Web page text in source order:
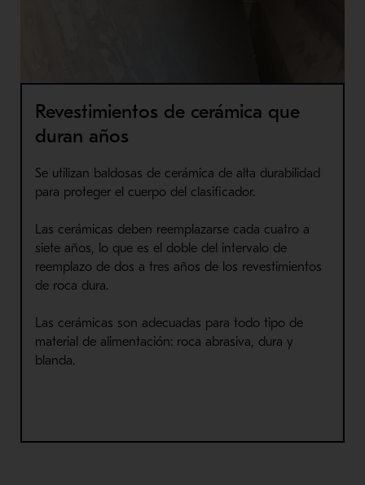
Revestimientos de cerámica que
duran años
Se utilizan baldosas de cerámica de alta durabilidad
para proteger el cuerpo del clasificador.
Las cerámicas deben reemplazarse cada cuatro a
siete años, lo que es el doble del intervalo de
reemplazo de dos a tres años de los revestimientos
de roca dura.
Las cerámicas son adecuadas para todo tipo de
material de alimentación: roca abrasiva, dura y
blanda.